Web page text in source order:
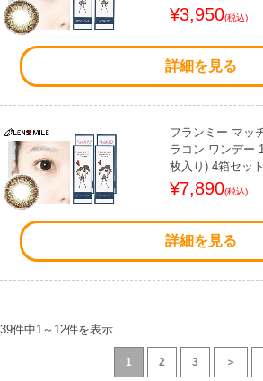
¥3,950(税込)
詳細を見る
フランミー マッ
ラコン ワンデー
枚入り) 4箱セット
¥7,890(税込)
詳細を見る
39件中1 ～ 12件を表示
1 2 3 ＞